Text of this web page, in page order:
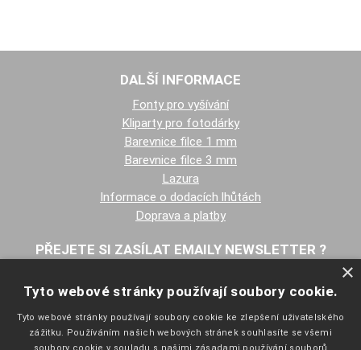
DALŠÍ INFORMACE
Fonty pro vyšívání
Kliparty pro fotodárky
Barevnice filce 1 mm
Barevnice filce 3 mm
Lazura
Informace o dodacích lhůtách
Doprava a platby
PŘEJETE SI ZASÍLAT EMAILY NEWSLETTER ?
×
Tyto webové stránky používají soubory cookie.
Tyto webové stránky používají soubory cookie ke zlepšení uživatelského
zážitku. Používáním našich webových stránek souhlasíte se všemi